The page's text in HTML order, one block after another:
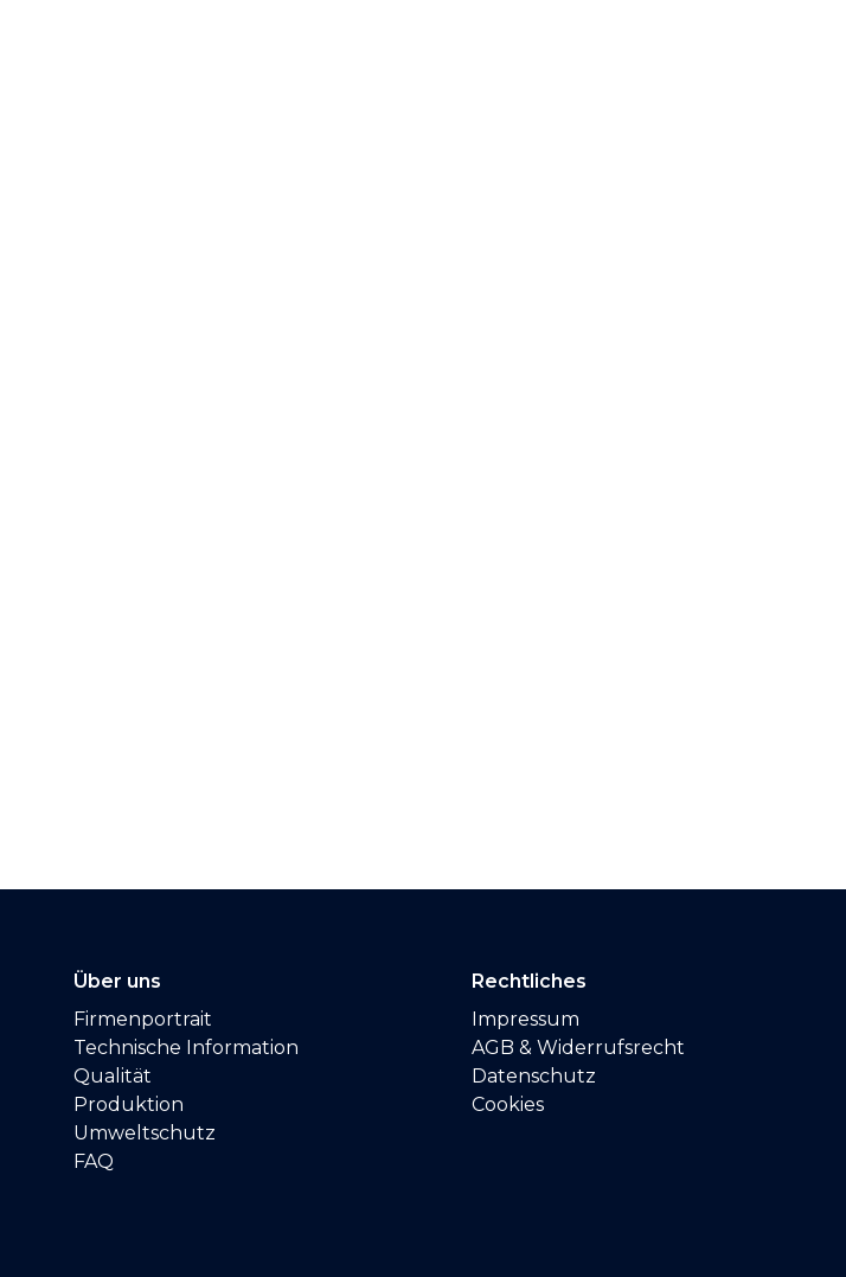
Über uns
Firmenportrait
Technische Information
Qualität
Produktion
Umweltschutz
FAQ
Rechtliches
Impressum
AGB & Widerrufsrecht
Datenschutz
Cookies